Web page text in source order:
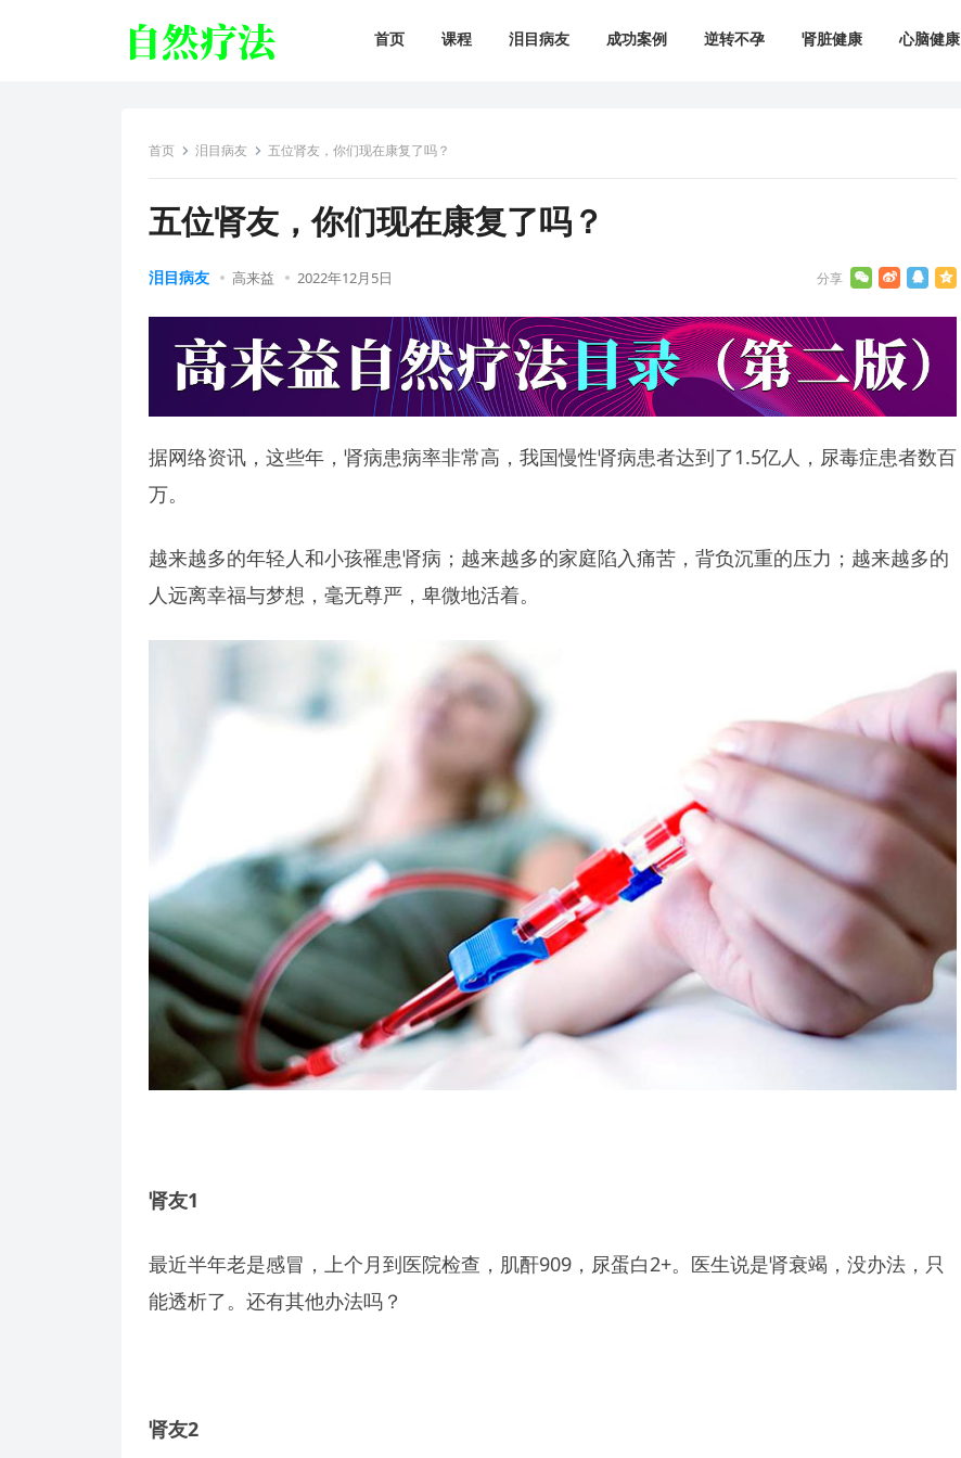
首页 课程 泪目病友 成功案例 逆转不孕 肾脏健康 心脑健康
首页 泪目病友 五位肾友，你们现在康复了吗？
五位肾友，你们现在康复了吗？
泪目病友 高来益 2022年12月5日
据网络资讯，这些年，肾病患病率非常高，我国慢性肾病患者达到了1.5亿人，尿毒症患者数百
万。
越来越多的年轻人和小孩罹患肾病；越来越多的家庭陷入痛苦，背负沉重的压力；越来越多的
人远离幸福与梦想，毫无尊严，卑微地活着。
肾友1
最近半年老是感冒，上个月到医院检查，肌酐909，尿蛋白2+。医生说是肾衰竭，没办法，只
能透析了。还有其他办法吗？
肾友2